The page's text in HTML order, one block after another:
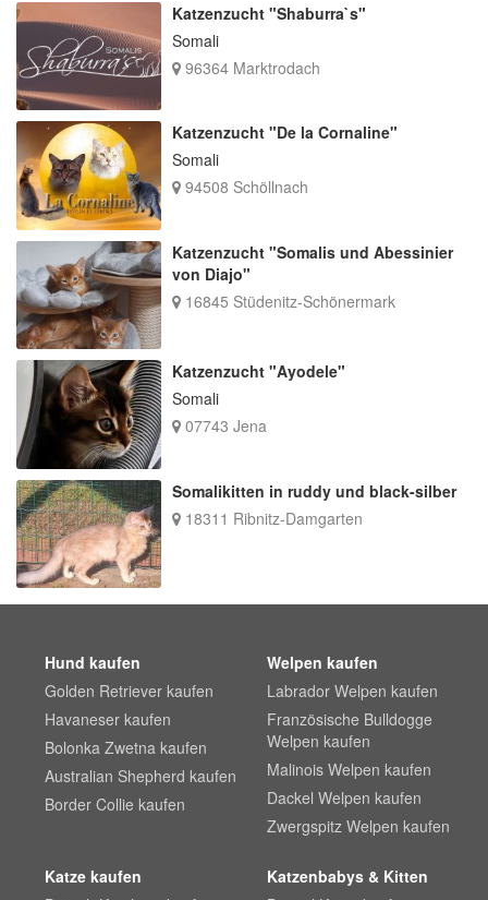
Katzenzucht "Shaburra`s"
Somali
96364 Marktrodach
Katzenzucht "De la Cornaline"
Somali
94508 Schöllnach
Katzenzucht "Somalis und Abessinier
von Diajo"
16845 Stüdenitz-Schönermark
Katzenzucht "Ayodele"
Somali
07743 Jena
Somalikitten in ruddy und black-silber
18311 Ribnitz-Damgarten
Hund kaufen
Golden Retriever kaufen
Havaneser kaufen
Bolonka Zwetna kaufen
Australian Shepherd kaufen
Border Collie kaufen
Welpen kaufen
Labrador Welpen kaufen
Französische Bulldogge
Welpen kaufen
Malinois Welpen kaufen
Dackel Welpen kaufen
Zwergspitz Welpen kaufen
Katze kaufen
Katzenbabys & Kitten